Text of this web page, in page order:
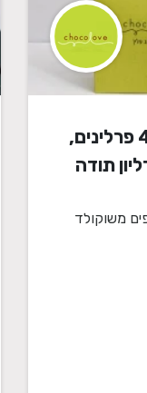
מארז הפתעה בשקית ירוקה - 4 פרלינים,
תודה
משוקולד